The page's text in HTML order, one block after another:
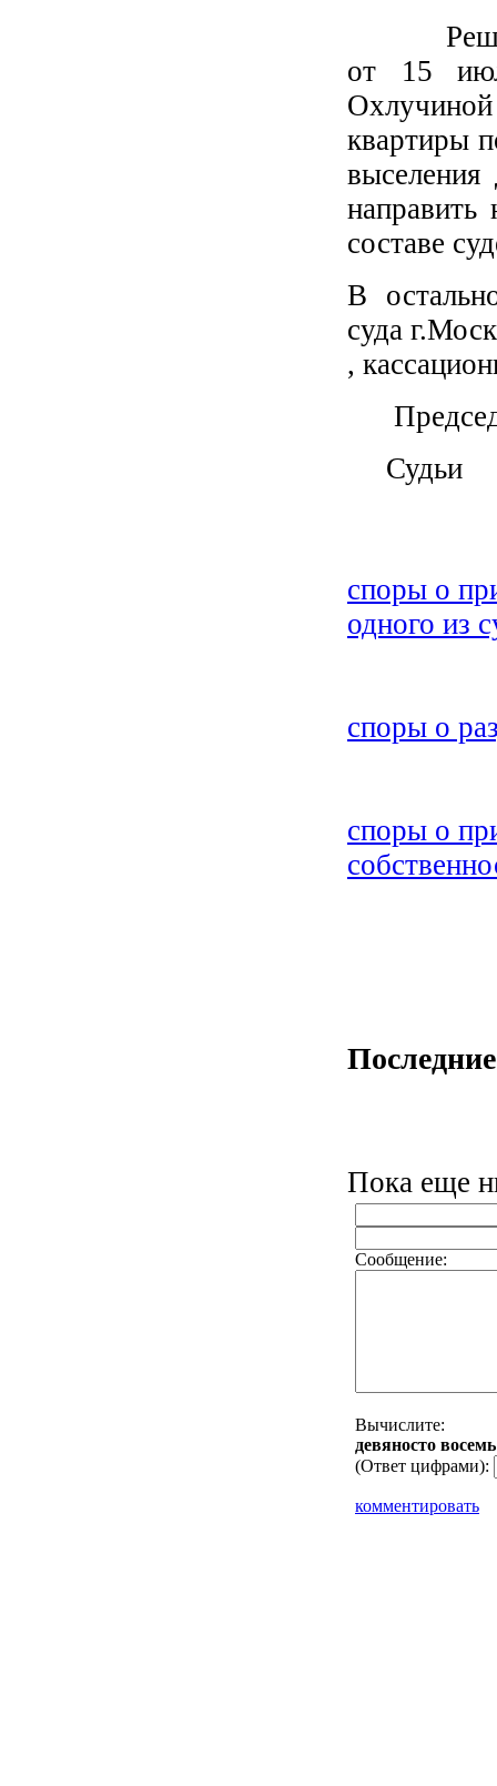
Решение
от 15
Охлучиной
квартиры
составе
В
суда
,
Судьи
споры о
одного из
споры о
споры о
Пока еще
Сообщение:
Вычислите:
дeвянocтo
(Ответ цифрами):
комментировать